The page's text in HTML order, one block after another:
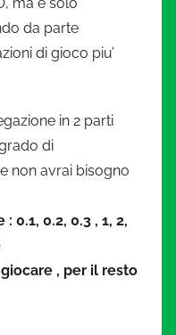
da parte
di gioco piu’
in 2 parti
di
non avrai bisogno
0.1, 0.2, 0.3 , 1, 2,
, per il resto